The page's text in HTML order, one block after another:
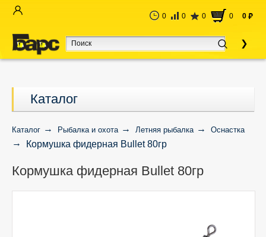
0 0 0 0 0 руб
Каталог
Каталог Рыбалка и охота Летняя рыбалка Оснастка
Кормушка фидерная Bullet 80гр
Кормушка фидерная Bullet 80гр